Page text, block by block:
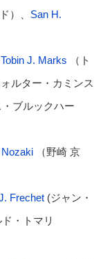
）、 San H.
Tobin J. Marks （ト
ルター・カミンス
ブルックハー
（野崎 京
Frechet (ジャン・
・トマリ